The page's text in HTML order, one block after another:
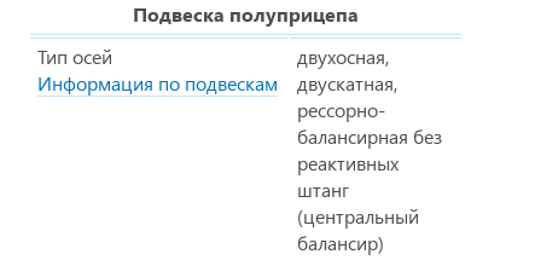
Подвеска полуприцепа
Тип осей
Информация по подвескам
двухосная,
двускатная,
рессорно-
балансирная без
реактивных
штанг
(центральный
балансир)